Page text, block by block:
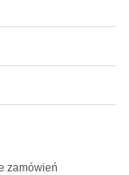
zamówień